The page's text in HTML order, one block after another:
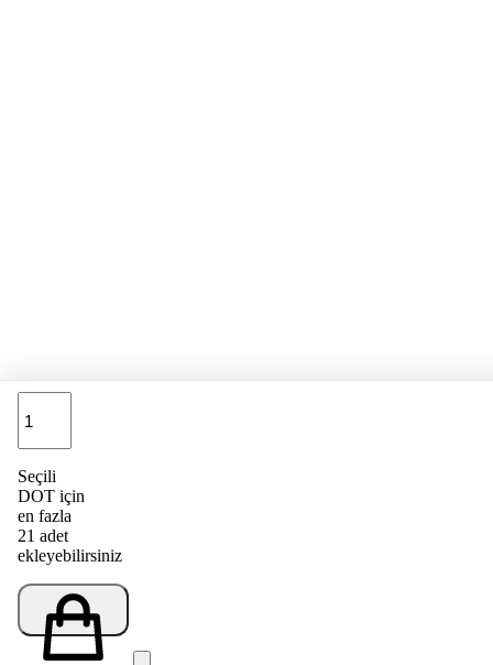
Seçili
DOT için
en fazla
21 adet
ekleyebilirsiniz